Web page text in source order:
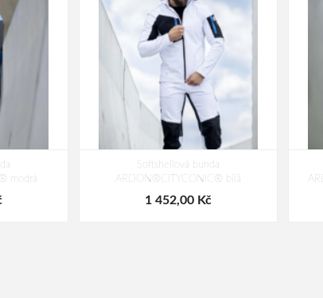
modrá
Softshellová bunda
ARDON®CITYCONIC® bílá
1 452,00 Kč